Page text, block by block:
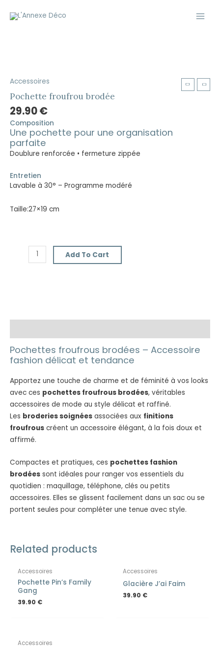
Accessoires
Pochette froufrou brodée
29.90€
Composition
Une pochette pour une organisation
parfaite
Doublure renforcée • fermeture zippée
Entretien
Lavable à 30° – Programme modéré
Taille:27×19 cm
Pochette
froufrou
brodée
quantity
Add To Cart
Pochettes froufrous brodées – Accessoire
fashion délicat et tendance
Apportez une touche de charme et de féminité à vos looks
avec ces pochettes froufrous brodées, véritables
accessoires de mode au style délicat et raffiné.
Les broderies soignées associées aux finitions
froufrous créent un accessoire élégant, à la fois doux et
affirmé.
Compactes et pratiques, ces pochettes fashion
brodées sont idéales pour ranger vos essentiels du
quotidien : maquillage, téléphone, clés ou petits
accessoires. Elles se glissent facilement dans un sac ou se
portent seules pour compléter une tenue avec style.
Related products
Accessoires
Pochette Pin’s Family
Gang
39.90 €
Accessoires
Glacière J’ai Faim
39.90 €
Accessoires